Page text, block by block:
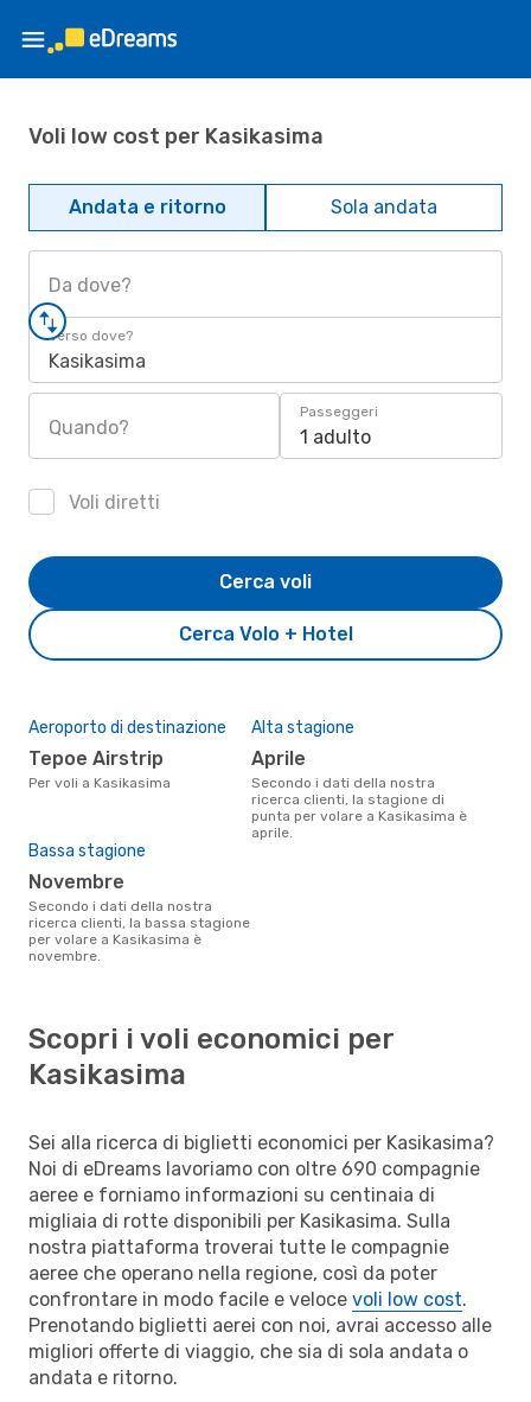
Voli low cost per Kasikasima
Andata e ritorno Sola andata
Da dove?
Verso dove?
Kasikasima
Quando?
Passeggeri
1 adulto
Voli diretti
Cerca Volo + Hotel
Cerca voli
Aeroporto di destinazione
Tepoe Airstrip
Per voli a Kasikasima
Alta stagione
aprile
Secondo i dati della nostra
ricerca clienti, la stagione di
punta per volare a Kasikasima è
aprile.
Bassa stagione
novembre
Secondo i dati della nostra
ricerca clienti, la bassa stagione
per volare a Kasikasima è
novembre.
Scopri i voli economici per
Kasikasima
Sei alla ricerca di biglietti economici per Kasikasima?
Noi di eDreams lavoriamo con oltre 690 compagnie
aeree e forniamo informazioni su centinaia di
migliaia di rotte disponibili per Kasikasima. Sulla
nostra piattaforma troverai tutte le compagnie
aeree che operano nella regione, così da poter
confrontare in modo facile e veloce voli low cost.
Prenotando biglietti aerei con noi, avrai accesso alle
migliori offerte di viaggio, che sia di sola andata o
andata e ritorno.